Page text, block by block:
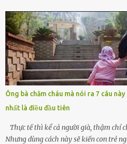
cưới cô để có con. Không phải để nuôi
khóc lóc,” anh ta gằn giọng, đẩy
Tiếng cánh cửa đóng lại, vang lên như
đứng chết lặng giữa cơn mưa, không
mất sớm. Tôi chẳng có anh chị em. Họ
ai thân thiết đến mức có thể mở lòng
bận rộn với gia đình riêng của họ. Tôi
xuân vào người chồng ấy – và giờ, tôi
chiếc xe buýt cuối ngày, trốn chạy khỏi
Ông bà chăm cháu mà nói ra 7 câu
nhất là điều đầu tiên
Thực tế thì kể cả người già, thậm chí
Nhưng dùng cách này sẽ kiến con trẻ